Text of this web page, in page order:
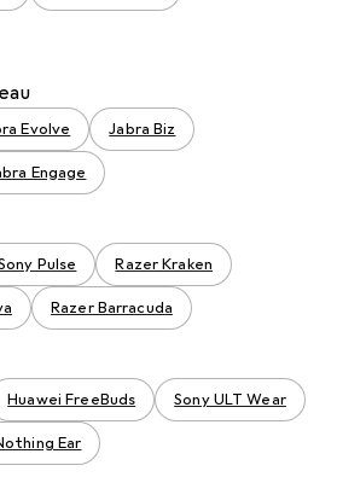
Evolve Jabra Biz
Engage
Pulse Razer Kraken
Razer Barracuda
Huawei FreeBuds Sony ULT Wear
Ear